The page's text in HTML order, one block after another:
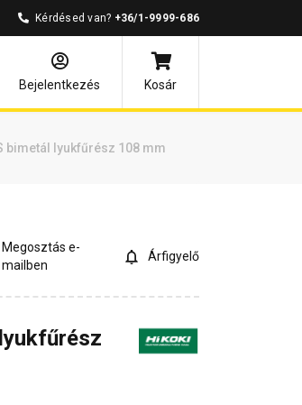
Kérdésed van? +36/1-9999-686
Bejelentkezés
Kosár
bimetál lyukfűrész 108 mm
és válaszok
Megosztás e-
mailben
Árfigyelő